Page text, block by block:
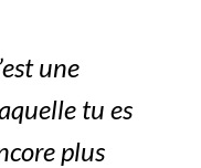
une
tu es
plus